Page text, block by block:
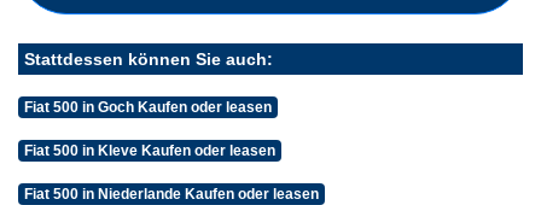
Stattdessen können Sie auch:
Fiat 500 in Goch Kaufen oder leasen
Fiat 500 in Kleve Kaufen oder leasen
Fiat 500 in Niederlande Kaufen oder leasen